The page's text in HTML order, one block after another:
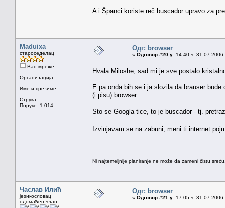
A i Španci koriste reč buscador upravo za
Maduixa
староседелац
Ван мреже
Организација:
Име и презиме:
Струка:
Поруке: 1.014
Одг: browser
« Одговор #20 у: 14.40 ч.
Hvala Miloshe, sad mi je sve postalo
E pa onda bih se i ja slozila da brauser
(i pisu) browser.
Sto se Googla tice, to je buscador - tj.
Izvinjavam se na zabuni, meni ti internet
Ni najtemeljnije planiranje ne može da zameni čistu
Часлав Илић
језикословац
одомаћен члан
Одг: browser
« Одговор #21 у: 17.05 ч.